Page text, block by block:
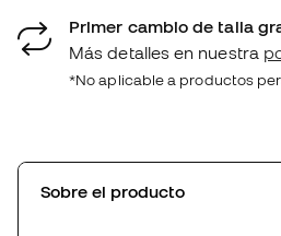
Primer cambio de talla
Más detalles en nuestra
*No aplicable a productos
Sobre el producto